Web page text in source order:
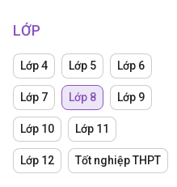
LỚP
Lớp 4 Lớp 5 Lớp 6
Lớp 7 Lớp 8 Lớp 9
Lớp 10 Lớp 11
Lớp 12 Tốt nghiệp THPT